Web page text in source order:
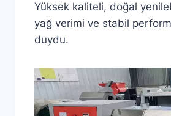
Yüksek kaliteli, doğal
yağ verimi ve stabil
duydu.